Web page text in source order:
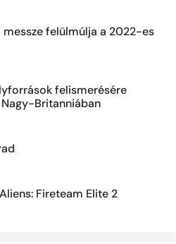
messze felülmúlja a 2022-es
felismerésére
Britanniában
Fireteam Elite 2